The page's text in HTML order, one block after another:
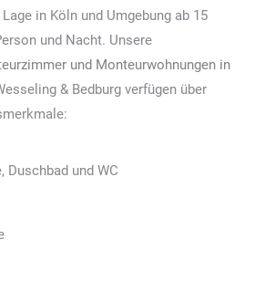
in Köln und Umgebung ab 15
und Nacht. Unsere
und Monteurwohnungen in
& Bedburg verfügen über
Duschbad und WC